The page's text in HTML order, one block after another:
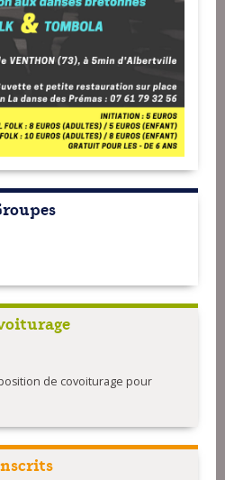
de covoiturage pour